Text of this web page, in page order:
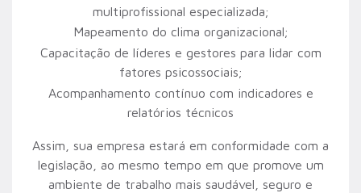
multiprofissional especializada;
Mapeamento do clima organizacional;
Capacitação de líderes e gestores para lidar com
fatores psicossociais;
Acompanhamento contínuo com indicadores e
relatórios técnicos
Assim, sua empresa estará em conformidade com a
legislação, ao mesmo tempo em que promove um
ambiente de trabalho mais saudável, seguro e